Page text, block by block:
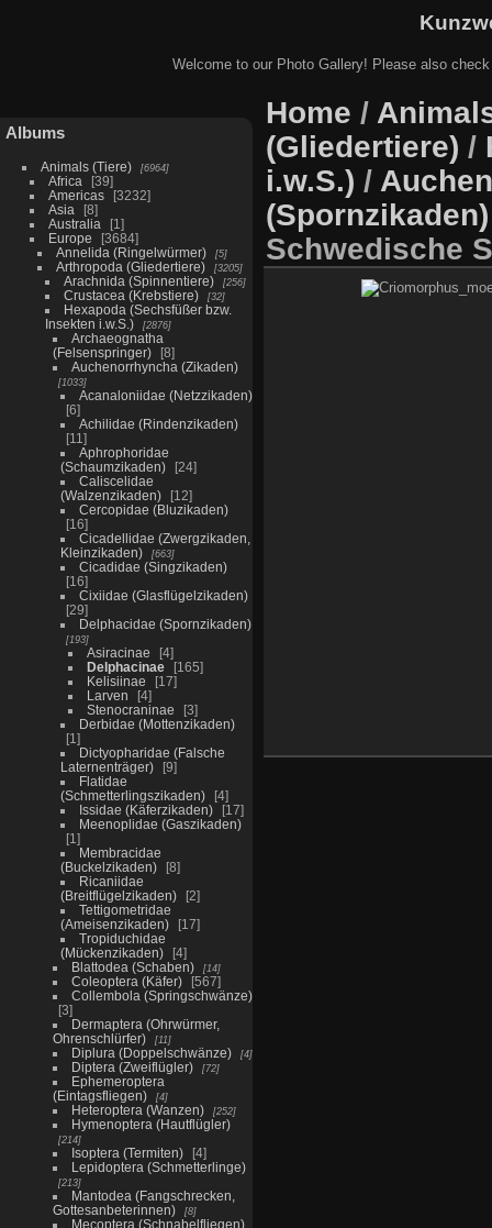
Welcome to our Photo Gallery! Please also
Albums
Animals (Tiere) 6964
Africa
39
Americas
3232
Asia
8
Australia
1
Europe
3684
Annelida (Ringelwürmer)
5
Arthropoda (Gliedertiere) 3205
Arachnida (Spinnentiere) 256
Crustacea (Krebstiere) 32
Hexapoda (Sechsfüßer bzw.
Insekten i.w.S.)
2876
Archaeognatha
(Felsenspringer)
8
Auchenorrhyncha (Zikaden)
1033
Acanaloniidae (Netzzikaden)
6
Achilidae (Rindenzikaden)
11
Aphrophoridae
(Schaumzikaden)
24
Caliscelidae
(Walzenzikaden)
12
Cercopidae (Bluzikaden)
16
Cicadellidae (Zwergzikaden,
Kleinzikaden)
663
Cicadidae (Singzikaden)
16
Cixiidae (Glasflügelzikaden)
29
Delphacidae (Spornzikaden)
193
Asiracinae
4
Delphacinae
165
Kelisiinae
17
Larven
4
Stenocraninae
3
Derbidae (Mottenzikaden)
1
Dictyopharidae (Falsche
Laternenträger)
9
Flatidae
(Schmetterlingszikaden)
4
Issidae (Käferzikaden)
17
Meenoplidae (Gaszikaden)
1
Membracidae
(Buckelzikaden)
8
Ricaniidae
(Breitflügelzikaden)
2
Tettigometridae
(Ameisenzikaden)
17
Tropiduchidae
(Mückenzikaden)
4
Blattodea (Schaben)
14
Coleoptera (Käfer)
567
Collembola (Springschwänze)
3
Dermaptera (Ohrwürmer,
Ohrenschlürfer)
11
Diplura (Doppelschwänze) 4
Diptera (Zweiflügler) 72
Ephemeroptera
(Eintagsfliegen)
4
Heteroptera (Wanzen) 252
Hymenoptera (Hautflügler)
214
Isoptera (Termiten)
4
Lepidoptera (Schmetterlinge)
213
Mantodea (Fangschrecken,
Gottesanbeterinnen)
8
Mecoptera (Schnabelfliegen)
Home /
(Gliedertiere) /
i.w.S.) /
(Spornzikaden)
Schwedische